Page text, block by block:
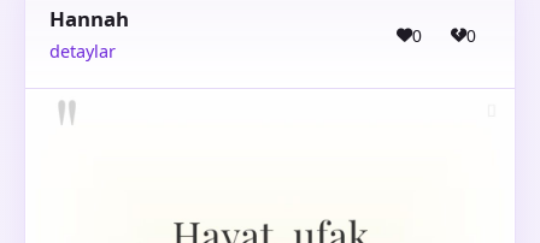
Hannah
detaylar
0 0